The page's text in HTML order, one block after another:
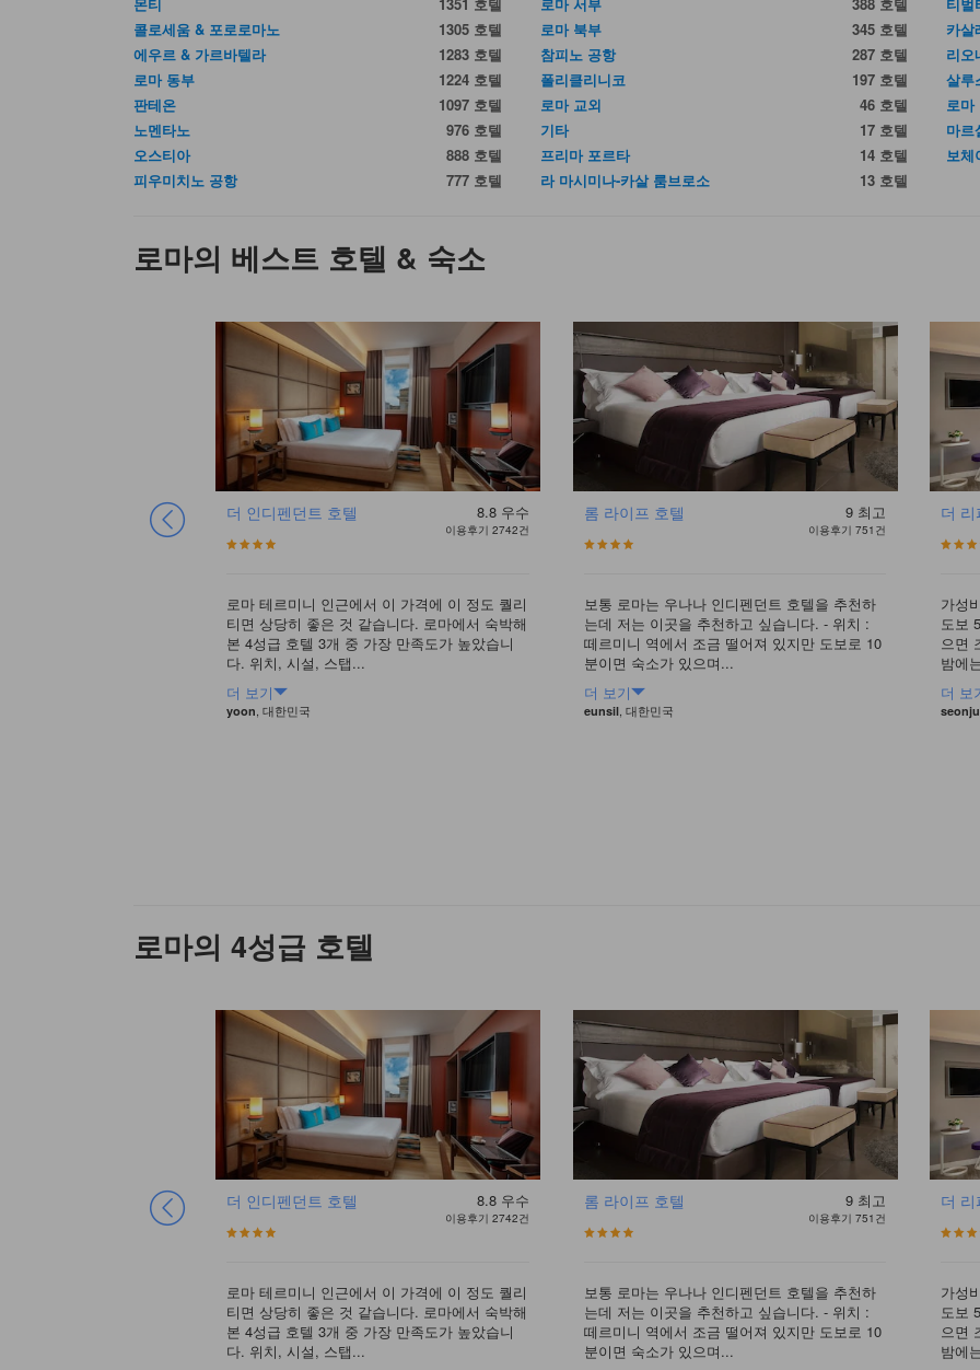
몬티
1351 호텔
콜로세움 & 포로로마노
1305 호텔
에우르 & 가르바텔라
1283 호텔
로마 동부
1224 호텔
판테온
1097 호텔
노멘타노
976 호텔
오스티아
888 호텔
피우미치노 공항
777 호텔
로마 서부
388 호텔
로마 북부
345 호텔
참피노 공항
287 호텔
폴리클리니코
197 호텔
로마 교외
46 호텔
기타
17 호텔
프리마 포르타
14 호텔
라 마시미나-카살 룸브로소
13 호텔
티벌
카살
리오
살루
로마
마르
보체
로마의 베스트 호텔 & 숙소
더 인디펜던트 호텔 8.8 우수
이용후기 2742건
로마 테르미니 인근에서 이 가격에 이 정도 퀄리
티면 상당히 좋은 것 같습니다. 로마에서 숙박해
본 4성급 호텔 3개 중 가장 만족도가 높았습니
다. 위치, 시설, 스탭...
더 보기
yoon, 대한민국
롬 라이프 호텔 9 최고
이용후기 751건
보통 로마는 우나나 인디펜던트 호텔을 추천하
는데 저는 이곳을 추천하고 싶습니다. - 위치 :
떼르미니 역에서 조금 떨어져 있지만 도보로 10
분이면 숙소가 있으며...
더 보기
eunsil, 대한민국
더
가성
도보
으면
밤에
더 보
seonju
우수
이용후기 1139건
로마의 4성급 호텔
더 인디펜던트 호텔 8.8 우수
이용후기 2742건
로마 테르미니 인근에서 이 가격에 이 정도 퀄리
티면 상당히 좋은 것 같습니다. 로마에서 숙박해
본 4성급 호텔 3개 중 가장 만족도가 높았습니
다. 위치, 시설, 스탭...
롬 라이프 호텔 9 최고
이용후기 751건
보통 로마는 우나나 인디펜던트 호텔을 추천하
는데 저는 이곳을 추천하고 싶습니다. - 위치 :
떼르미니 역에서 조금 떨어져 있지만 도보로 10
분이면 숙소가 있으며...
더
가성
도보
으면
밤에
우수
이용후기 1169건